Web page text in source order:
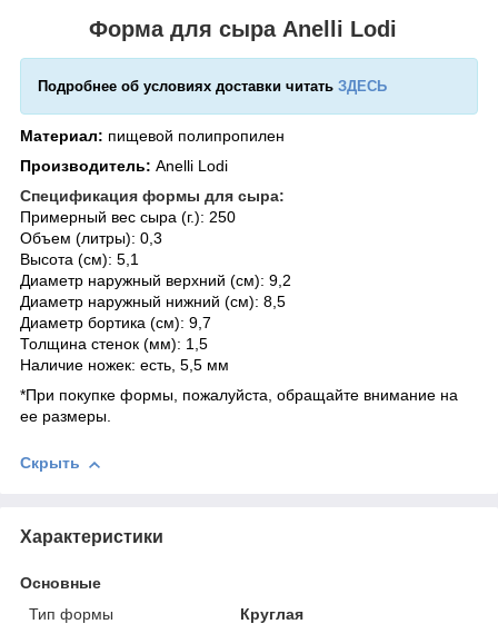
Форма для сыра Anelli Lodi
Подробнее об условиях доставки читать ЗДЕСЬ
Материал: пищевой полипропилен
Производитель: Anelli Lodi
Спецификация формы для сыра:
Примерный вес сыра (г.): 250
Объем (литры): 0,3
Высота (см): 5,1
Диаметр наружный верхний (см): 9,2
Диаметр наружный нижний (см): 8,5
Диаметр бортика (см): 9,7
Толщина стенок (мм): 1,5
Наличие ножек: есть, 5,5 мм
*При покупке формы, пожалуйста, обращайте внимание на
ее размеры.
Скрыть
Характеристики
Основные
Тип формы
Круглая